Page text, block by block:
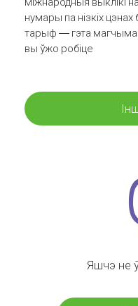
нумары па нізкіх
тарыф — гэта
вы ўжо робіце
Яшчэ не